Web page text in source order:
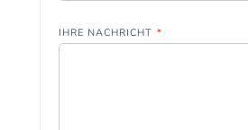
IHRE NACHRICHT *